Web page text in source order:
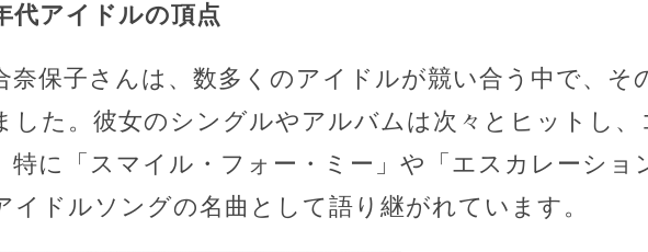
代アイドルの頂点
奈保子さんは、数多くのアイドルが競い合う中で、そ
した。彼女のシングルやアルバムは次々とヒットし、
特に「スマイル・フォー・ミー」や「エスカレーショ
イドルソングの名曲として語り継がれています。